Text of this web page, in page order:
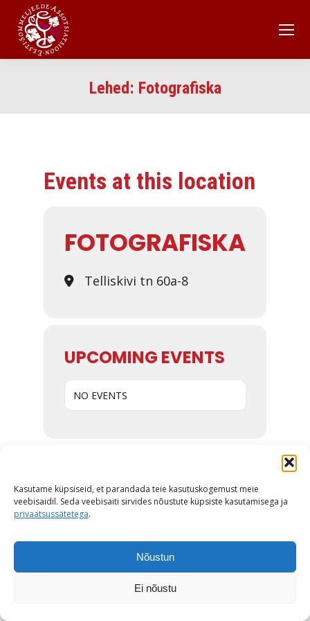
Kasutame küpsiseid, et parandada teie kasutuskogemust meie
veebisaidil. Seda veebisaiti sirvides nõustute küpsiste kasutamisega ja
privaatsussätetega.
Nõustun
Ei nõustu
Lehed: Fotografiska
Events at this location
FOTOGRAFISKA
Telliskivi tn 60a-8
UPCOMING EVENTS
NO EVENTS